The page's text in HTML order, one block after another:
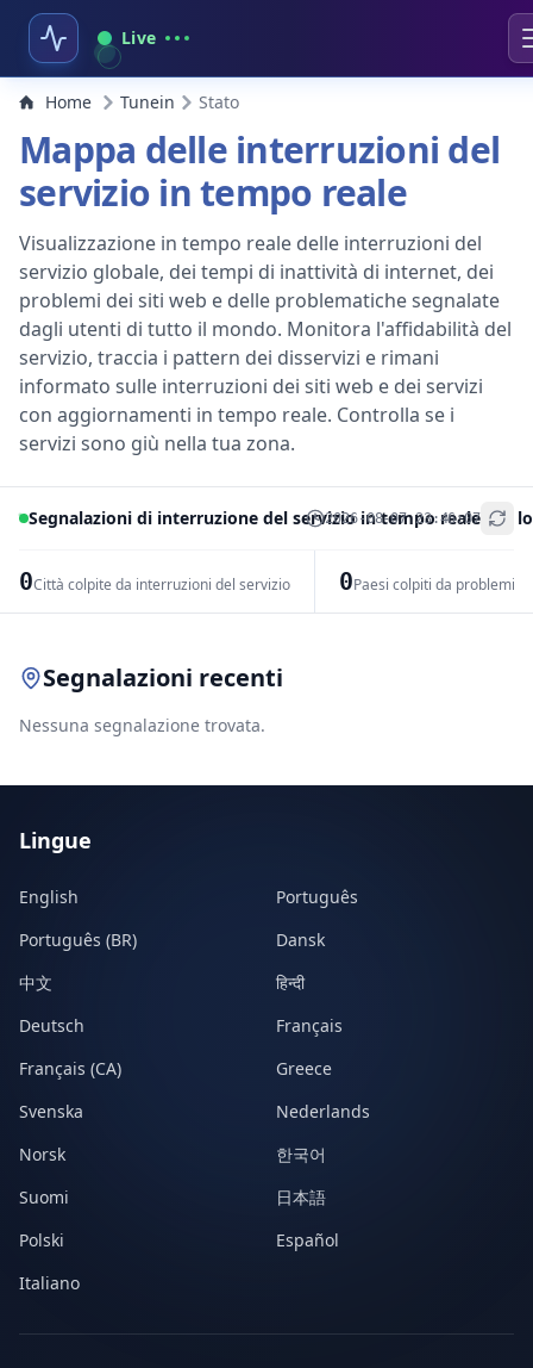
Live
Home Tunein Stato
Mappa delle interruzioni del
servizio in tempo reale
Visualizzazione in tempo reale delle interruzioni del
servizio globale, dei tempi di inattività di internet, dei
problemi dei siti web e delle problematiche segnalate
dagli utenti di tutto il mondo. Monitora l'affidabilità del
servizio, traccia i pattern dei disservizi e rimani
informato sulle interruzioni dei siti web e dei servizi
con aggiornamenti in tempo reale. Controlla se i
servizi sono giù nella tua zona.
Segnalazioni di interruzione del servizio in tempo reale per
2026-08-07 23:46:07
0Città colpite da interruzioni del servizio 0Paesi colpiti da problemi
+
Segnalazioni recenti
Nessuna segnalazione trovata.
Lingue
English
Português
Português (BR)
Dansk
中文
हिन्दी
Deutsch
Français
Français (CA)
Greece
Svenska
Nederlands
Norsk
한국어
Suomi
日本語
Polski
Español
Italiano